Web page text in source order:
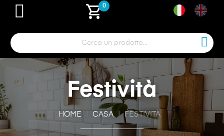
shopping_cart0
Festività
HOME CASA FESTIVITÀ